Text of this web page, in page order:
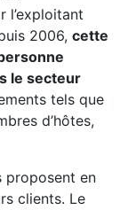
l’exploitant
2006, cette
le secteur
tels que
d’hôtes,
proposent en
clients. Le